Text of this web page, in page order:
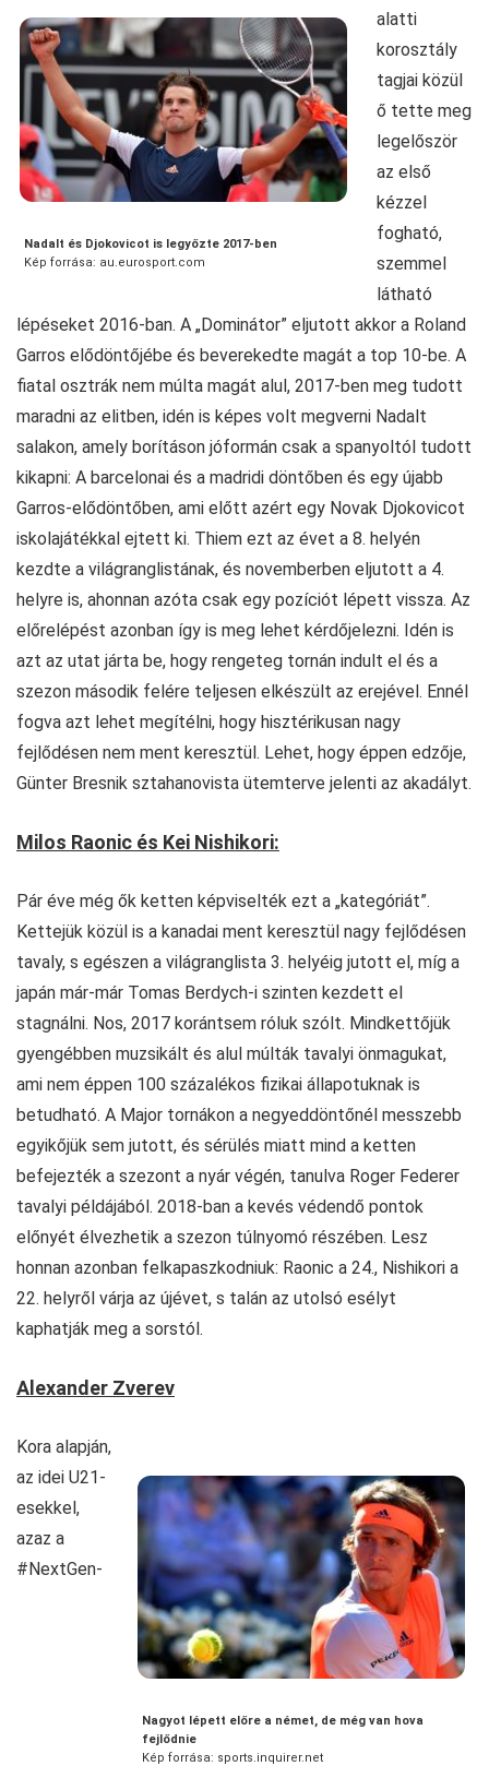
Nadalt és Djokovicot is legyőzte 2017-ben
Kép forrása: au.eurosport.com
alatti
korosztály
tagjai közül
ő tette meg
legelőször
az első
kézzel
fogható,
szemmel
látható
lépéseket 2016-ban. A „Dominátor” eljutott akkor a Roland
Garros elődöntőjébe és beverekedte magát a top 10-be. A
fiatal osztrák nem múlta magát alul, 2017-ben meg tudott
maradni az elitben, idén is képes volt megverni Nadalt
salakon, amely borításon jóformán csak a spanyoltól tudott
kikapni: A barcelonai és a madridi döntőben és egy újabb
Garros-elődöntőben, ami előtt azért egy Novak Djokovicot
iskolajátékkal ejtett ki. Thiem ezt az évet a 8. helyén
kezdte a világranglistának, és novemberben eljutott a 4.
helyre is, ahonnan azóta csak egy pozíciót lépett vissza. Az
előrelépést azonban így is meg lehet kérdőjelezni. Idén is
azt az utat járta be, hogy rengeteg tornán indult el és a
szezon második felére teljesen elkészült az erejével. Ennél
fogva azt lehet megítélni, hogy hisztérikusan nagy
fejlődésen nem ment keresztül. Lehet, hogy éppen edzője,
Günter Bresnik sztahanovista ütemterve jelenti az akadályt.
Milos Raonic és Kei Nishikori:
Pár éve még ők ketten képviselték ezt a „kategóriát”.
Kettejük közül is a kanadai ment keresztül nagy fejlődésen
tavaly, s egészen a világranglista 3. helyéig jutott el, míg a
japán már-már Tomas Berdych-i szinten kezdett el
stagnálni. Nos, 2017 korántsem róluk szólt. Mindkettőjük
gyengébben muzsikált és alul múlták tavalyi önmagukat,
ami nem éppen 100 százalékos fizikai állapotuknak is
betudható. A Major tornákon a negyeddöntőnél messzebb
egyikőjük sem jutott, és sérülés miatt mind a ketten
befejezték a szezont a nyár végén, tanulva Roger Federer
tavalyi példájából. 2018-ban a kevés védendő pontok
előnyét élvezhetik a szezon túlnyomó részében. Lesz
honnan azonban felkapaszkodniuk: Raonic a 24., Nishikori a
22. helyről várja az újévet, s talán az utolsó esélyt
kaphatják meg a sorstól.
Alexander Zverev
Nagyot lépett előre a német, de még van hova
fejlődnie
Kép forrása: sports.inquirer.net
Kora alapján,
az idei U21-
esekkel,
azaz a
#NextGen-